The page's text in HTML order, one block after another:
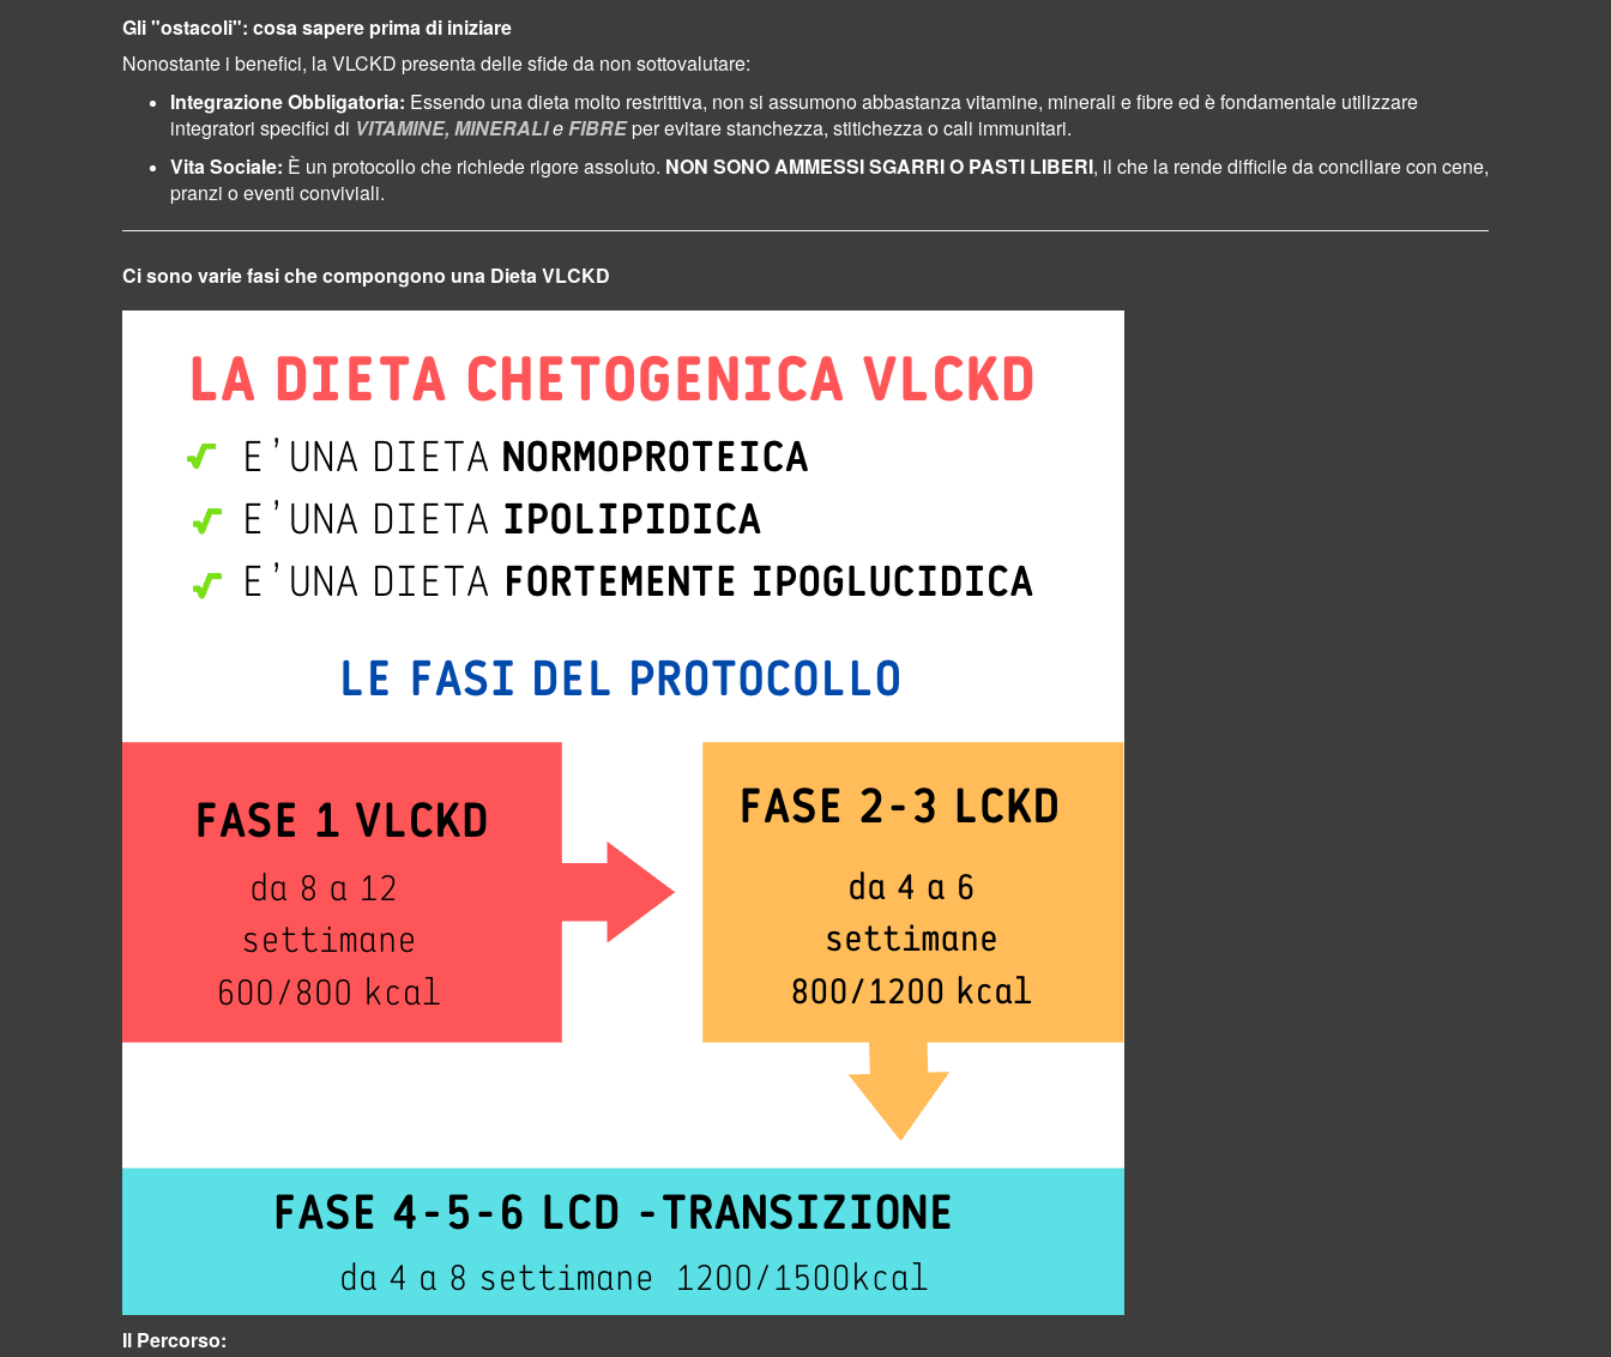
Gli "ostacoli": cosa sapere prima di iniziare
Nonostante i benefici, la VLCKD presenta delle sfide da non sottovalutare:
Integrazione Obbligatoria: Essendo una dieta molto restrittiva, non si assumono abbastanza vitamine, minerali e fibre ed è fondamentale utilizzare
integratori specifici di VITAMINE, MINERALIeFIBRE per evitare stanchezza, stitichezza o cali immunitari.
Vita Sociale: È un protocollo che richiede rigore assoluto. NON SONO AMMESSI SGARRI O PASTI LIBERI, il che la rende difficile da conciliare con cene,
pranzi o eventi conviviali.
Ci sono varie fasi che compongono una Dieta VLCKD
Il Percorso: